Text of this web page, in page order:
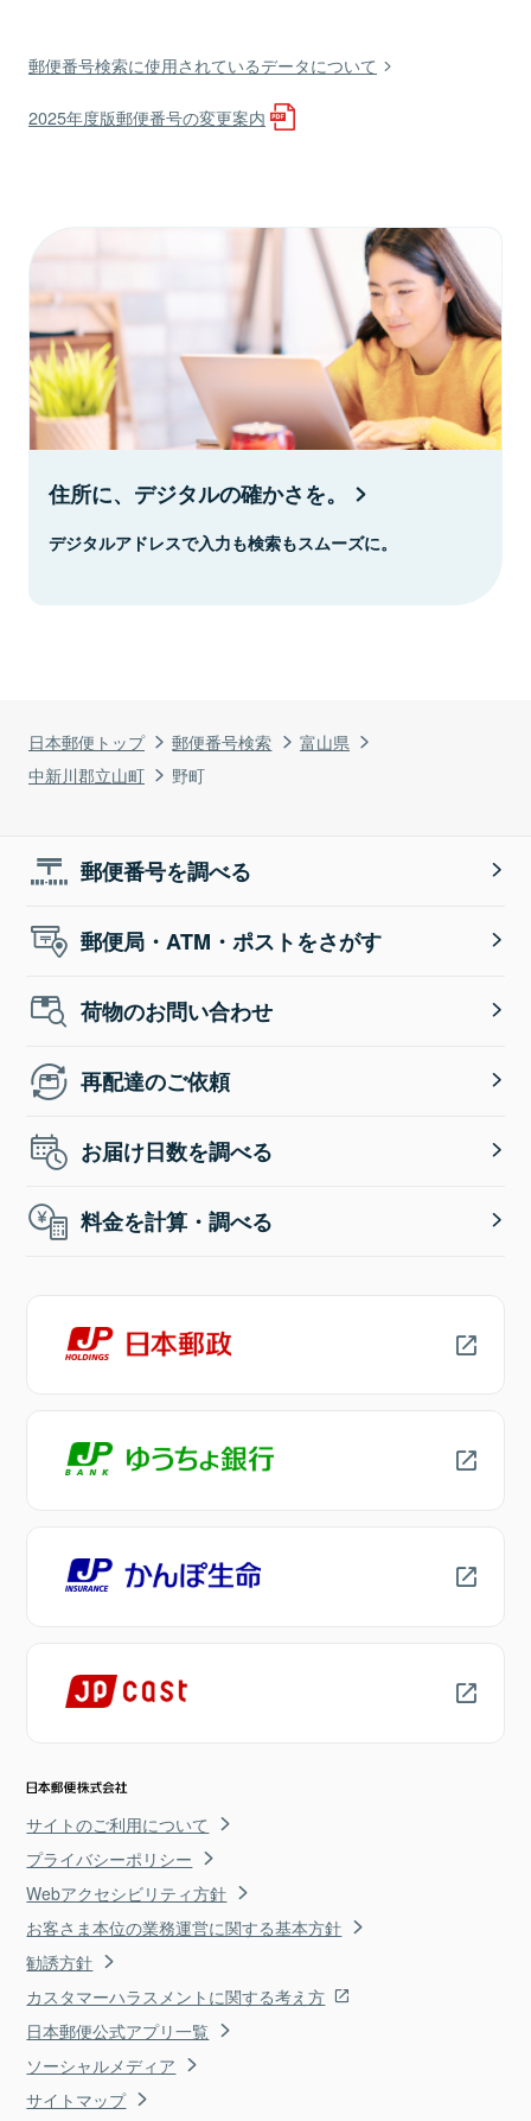
日本郵便トップ 郵便番号検索
富山県
中新川郡立山町
野町
郵便番号検索に使用されているデータについて
2025年度版郵便番号の変更案内
住所に、デジタルの確かさを。
デジタルアドレスで入力も検索もスムーズに。
郵便番号を調べる
郵便局・ATM・ポストをさがす
荷物のお問い合わせ
再配達のご依頼
お届け日数を調べる
料金を計算・調べる
サイトのご利用について
プライバシーポリシー
Webアクセシビリティ方針
お客さま本位の業務運営に関する基本方針
勧誘方針
カスタマーハラスメントに関する考え方
日本郵便公式アプリ一覧
ソーシャルメディア
サイトマップ